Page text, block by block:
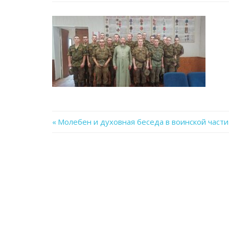
Previous
Молебен и духовная беседа в воинской